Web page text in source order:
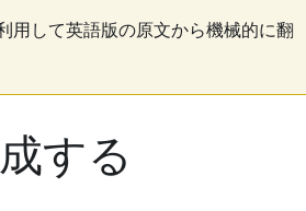
用して英語版の原文から機械的に翻
する